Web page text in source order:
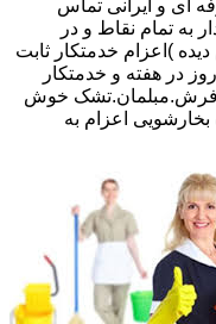
ای و ایرانی تماس
به تمام نقاط و در
)اعزام خدمتکار ثابت
روزانه (خانم)از 1 روز درهفته تا 6 روز در هفته و خدمتکار
خوش
اعزام به